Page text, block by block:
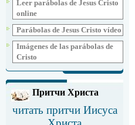
Leer parábolas de Jesus Cristo
online
Parábolas de Jesus Cristo vídeo
Imágenes de las parábolas de
Cristo
Притчи Христа
читать притчи Иисуса